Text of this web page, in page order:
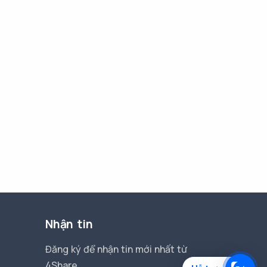
Nhận tin
Đăng ký để nhận tin mới nhất từ